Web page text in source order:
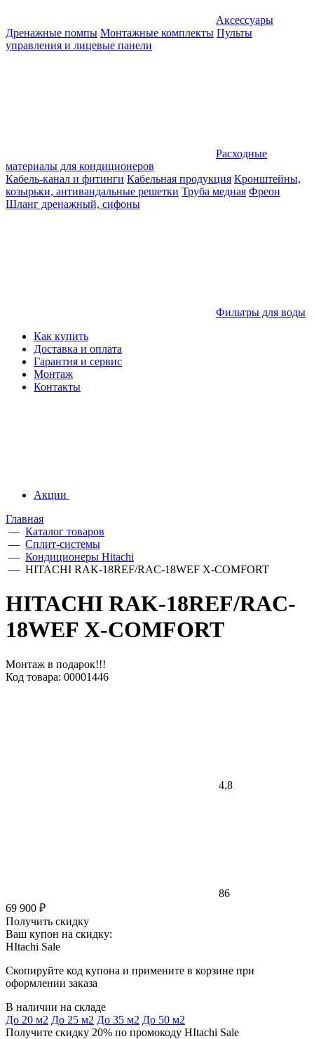
Аксессуары
Дренажные помпы Монтажные комплекты Пульты
управления и лицевые панели
Расходные
материалы для кондиционеров
Кабель-канал и фитинги Кабельная продукция Кронштейны,
козырьки, антивандальные решетки Труба медная Фреон
Шланг дренажный, сифоны
Фильтры для воды
Как купить
Доставка и оплата
Гарантия и сервис
Монтаж
Контакты
Акции
Главная
— Каталог товаров
— Сплит-системы
— Кондиционеры Hitachi
— HITACHI RAK-18REF/RAC-18WEF X-COMFORT
HITACHI RAK-18REF/RAC-
18WEF X-COMFORT
Монтаж в подарок!!!
Код товара: 00001446
4,8
86
69 900 ₽
Получить скидку
Ваш купон на скидку:
HItachi Sale
Скопируйте код купона и примените в корзине при
оформлении заказа
В наличии на складе
До 20 м2 До 25 м2 До 35 м2 До 50 м2
Получите скидку 20% по промокоду HItachi Sale